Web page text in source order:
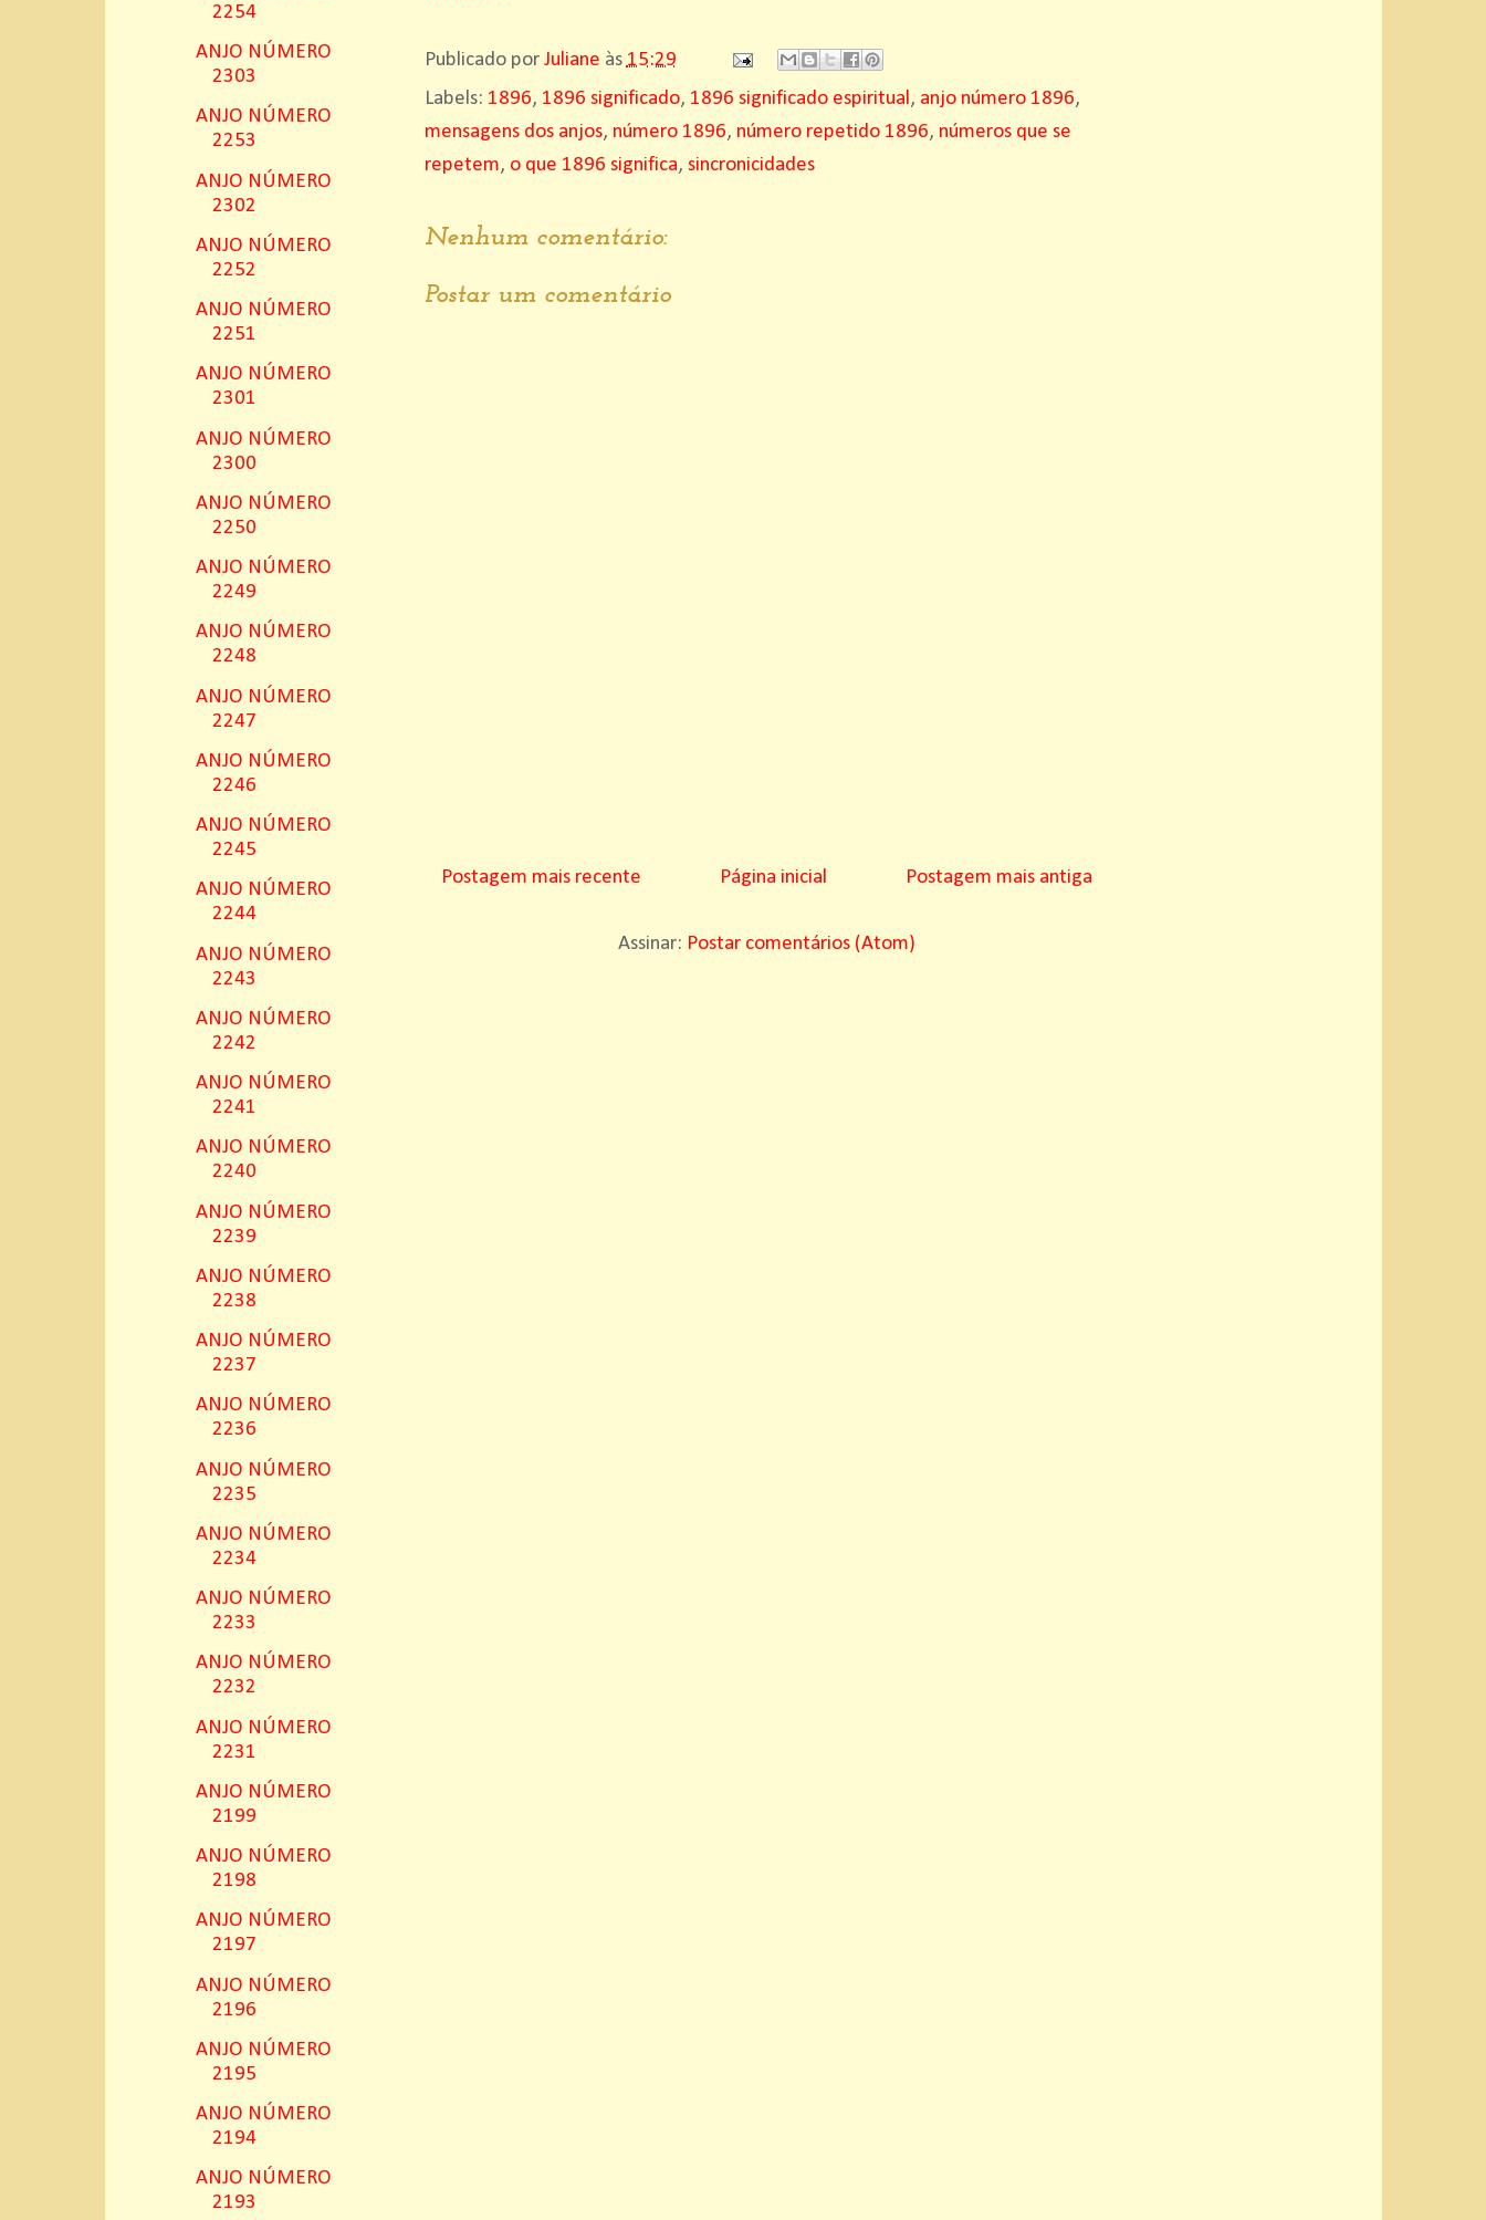
Publicado por Juliane às 15:29
Labels: 1896, 1896 significado, 1896 significado espiritual , anjo número 1896,
mensagens dos anjos, número 1896, número repetido 1896, números que se
repetem, o que 1896 significa, sincronicidades
Nenhum comentário:
Postar um comentário
Postagem mais recente Postagem mais antiga
Página inicial
Assinar: Postar comentários (Atom)
2254
ANJO NÚMERO
2303
ANJO NÚMERO
2253
ANJO NÚMERO
2302
ANJO NÚMERO
2252
ANJO NÚMERO
2251
ANJO NÚMERO
2301
ANJO NÚMERO
2300
ANJO NÚMERO
2250
ANJO NÚMERO
2249
ANJO NÚMERO
2248
ANJO NÚMERO
2247
ANJO NÚMERO
2246
ANJO NÚMERO
2245
ANJO NÚMERO
2244
ANJO NÚMERO
2243
ANJO NÚMERO
2242
ANJO NÚMERO
2241
ANJO NÚMERO
2240
ANJO NÚMERO
2239
ANJO NÚMERO
2238
ANJO NÚMERO
2237
ANJO NÚMERO
2236
ANJO NÚMERO
2235
ANJO NÚMERO
2234
ANJO NÚMERO
2233
ANJO NÚMERO
2232
ANJO NÚMERO
2231
ANJO NÚMERO
2199
ANJO NÚMERO
2198
ANJO NÚMERO
2197
ANJO NÚMERO
2196
ANJO NÚMERO
2195
ANJO NÚMERO
2194
ANJO NÚMERO
2193